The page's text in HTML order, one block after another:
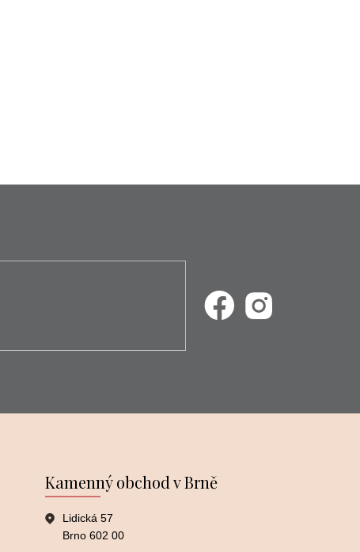
Kamenný obchod v Brně
Lidická 57
Brno 602 00